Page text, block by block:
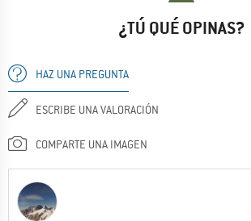
¿TÚ QUÉ OPINAS?
HAZ UNA PREGUNTA
ESCRIBE UNA VALORACIÓN
COMPARTE UNA IMAGEN